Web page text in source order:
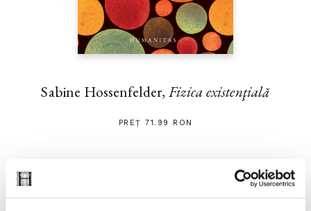
Sabine Hossenfelder, Fizica existenţială
PREȚ 71.99 RON